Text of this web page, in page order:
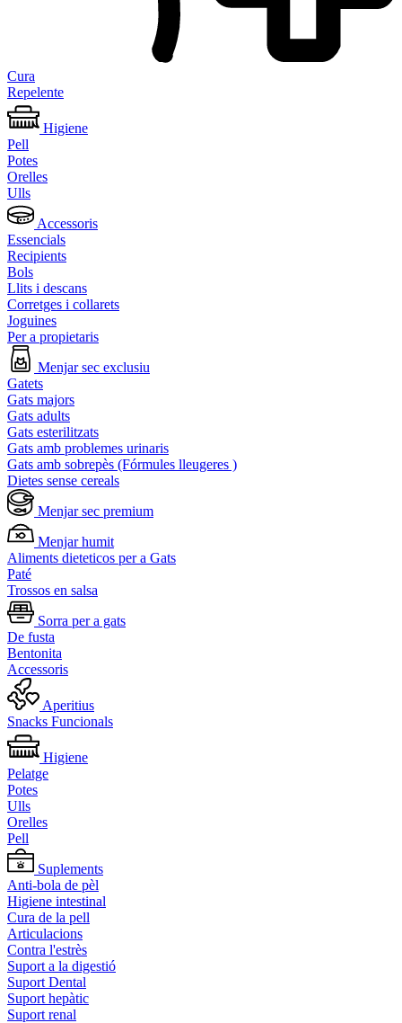
Cura
Repelente
Higiene
Pell
Potes
Orelles
Ulls
Accessoris
Essencials
Recipients
Bols
Llits i descans
Corretges i collarets
Joguines
Per a propietaris
Menjar sec exclusiu
Gatets
Gats majors
Gats adults
Gats esterilitzats
Gats amb problemes urinaris
Gats amb sobrepès (Fórmules lleugeres )
Dietes sense cereals
Menjar sec premium
Menjar humit
Aliments dieteticos per a Gats
Paté
Trossos en salsa
Sorra per a gats
De fusta
Bentonita
Accessoris
Aperitius
Snacks Funcionals
Higiene
Pelatge
Potes
Ulls
Orelles
Pell
Suplements
Anti-bola de pèl
Higiene intestinal
Cura de la pell
Articulacions
Contra l'estrès
Suport a la digestió
Suport Dental
Suport hepàtic
Suport renal